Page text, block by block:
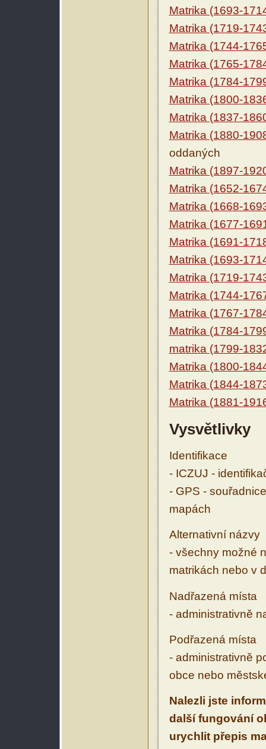
Matrika (1693-
Matrika (1719-
Matrika (1744-
Matrika (1765-
Matrika (1784-
Matrika (1800-
Matrika (1837-
Matrika (1880-
oddaných
Matrika (1897-
Matrika (1652-
Matrika (1668-
Matrika (1677-
Matrika (1691-
Matrika (1693-
Matrika (1719-
Matrika (1744-
Matrika (1767-
Matrika (1784-
matrika (1799-
Matrika (1800-
Matrika (1844-
Matrika (1881-
Vysvětlivky
Identifikace
- ICZUJ -
- GPS -
mapách
Alternativní názvy
- všechny možné
matrikách nebo v
Nadřazená místa
- administrativně
Podřazená místa
- administrativně
obce nebo
Nalezli jste
další fungování
urychlit přepis